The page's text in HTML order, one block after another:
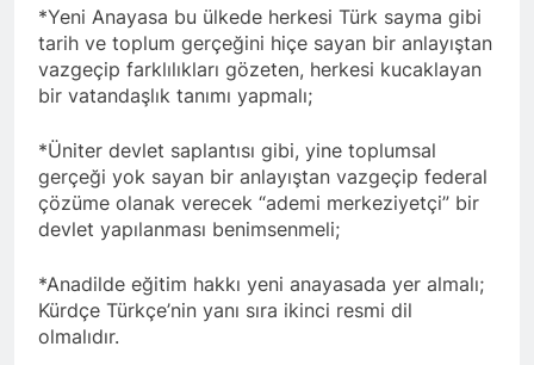
Kurdistan24 te Cemal
Batun’un konuğu oldu.
1 Yıl Ago
HAK-PAR PM üyesi
Siracettin Sarı; Almanya-
Bottrop’da “Ortadoğu,
Kürtler ve Yeni Dönem
Stratejileri” üzerine bir
konferans verdi.
1 Yıl Ago
Seracettin Sarı, 06.04.2025
tarihin de Almanya’nın
Bottrop kendinden sonra,
Hamburg kentinde de
”Ortadoğu, Kürtler ve Yeni
konferans serisine devam
etti.
1 Yıl Ago
HAK-PAR Genel başkanı
Meclise davet edildi.
HAK-PAR Mardin ili
Kızıltepe ilçe kongresi
*Yeni Anayasa bu ülkede herkesi Türk sayma gibi
tarih ve toplum gerçeğini hiçe sayan bir anlayıştan
vazgeçip farklılıkları gözeten, herkesi kucaklayan
bir vatandaşlık tanımı yapmalı;
*Üniter devlet saplantısı gibi, yine toplumsal
gerçeği yok sayan bir anlayıştan vazgeçip federal
çözüme olanak verecek “ademi merkeziyetçi” bir
devlet yapılanması benimsenmeli;
*Anadilde eğitim hakkı yeni anayasada yer almalı;
Kürdçe Türkçe’nin yanı sıra ikinci resmi dil
olmalıdır.